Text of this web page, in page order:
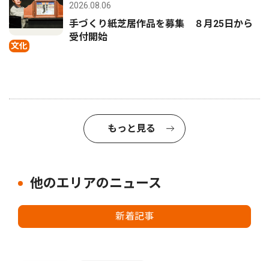
文化
2026.08.06
手づくり紙芝居作品を募集 ８月25日から
受付開始
もっと見る
他のエリアのニュース
新着記事